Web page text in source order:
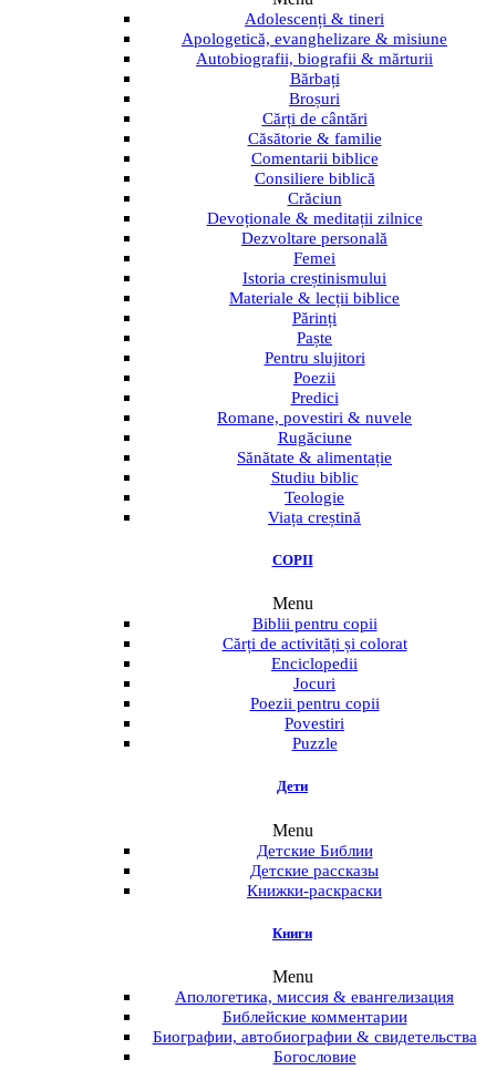
Adolescenți & tineri
Apologetică, evanghelizare & misiune
Autobiografii, biografii & mărturii
Bărbați
Broșuri
Cărți de cântări
Căsătorie & familie
Comentarii biblice
Consiliere biblică
Crăciun
Devoționale & meditații zilnice
Dezvoltare personală
Femei
Istoria creștinismului
Materiale & lecții biblice
Părinți
Paște
Pentru slujitori
Poezii
Predici
Romane, povestiri & nuvele
Rugăciune
Sănătate & alimentație
Studiu biblic
Teologie
Viața creștină
COPII
Menu
Biblii pentru copii
Cărți de activități și colorat
Enciclopedii
Jocuri
Poezii pentru copii
Povestiri
Puzzle
Дети
Menu
Детские Библии
Детские рассказы
Книжки-раскраски
Книги
Menu
Апологетика, миссия & евангелизация
Библейские комментарии
Биографии, автобиографии & свидетельства
Богословие